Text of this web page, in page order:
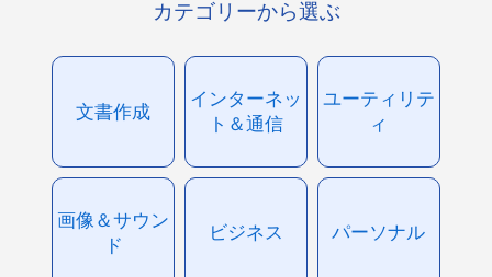
カテゴリーから選ぶ
文書作成
インターネッ
ト＆通信
ユーティリテ
ィ
画像＆サウン
ド
ビジネス パーソナル